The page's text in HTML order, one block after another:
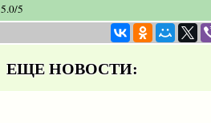
5.0/5
ЕЩЕ НОВОСТИ: